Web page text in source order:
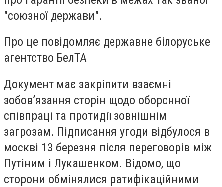
"союзної держави".
Про це повідомляє державне білоруське
агентство БелТА
Документ має закріпити взаємні
зобов’язання сторін щодо оборонної
співпраці та протидії зовнішнім
загрозам. Підписання угоди відбулося в
москві 13 березня після переговорів між
Путіним і Лукашенком. Відомо, що
сторони обмінялися ратифікаційними